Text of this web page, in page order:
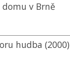
domu v Brně
hudba (2000)